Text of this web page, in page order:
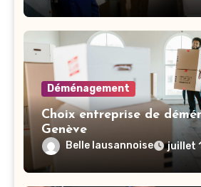
Déménagement
Choix entreprise de
Genève
Belle lausannoise juillet